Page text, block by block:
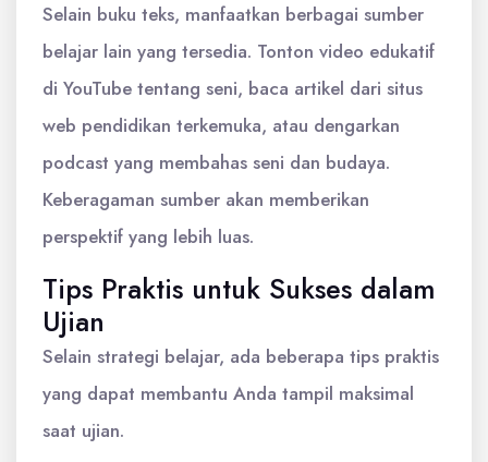
Selain buku teks, manfaatkan berbagai sumber
belajar lain yang tersedia. Tonton video edukatif
di YouTube tentang seni, baca artikel dari situs
web pendidikan terkemuka, atau dengarkan
podcast yang membahas seni dan budaya.
Keberagaman sumber akan memberikan
perspektif yang lebih luas.
Tips Praktis untuk Sukses dalam
Ujian
Selain strategi belajar, ada beberapa tips praktis
yang dapat membantu Anda tampil maksimal
saat ujian.